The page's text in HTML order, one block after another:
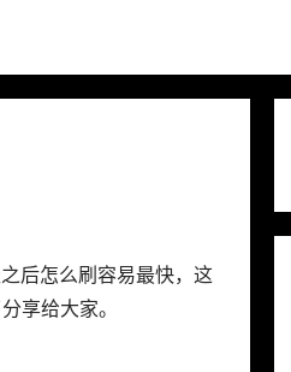
后怎么刷容易最快，这
享给大家。